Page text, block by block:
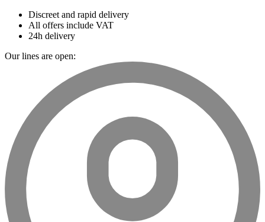
Discreet and rapid delivery
All offers include VAT
24h delivery
Our lines are open: